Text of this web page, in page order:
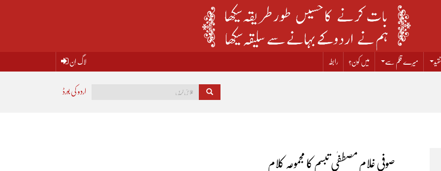
میرے قلم سے میں کون؟ رابطہ لاگ اِن
اردو کی بورڈ
صوفی غلام مصطفٰی تبسم کا مجموعہ کلام